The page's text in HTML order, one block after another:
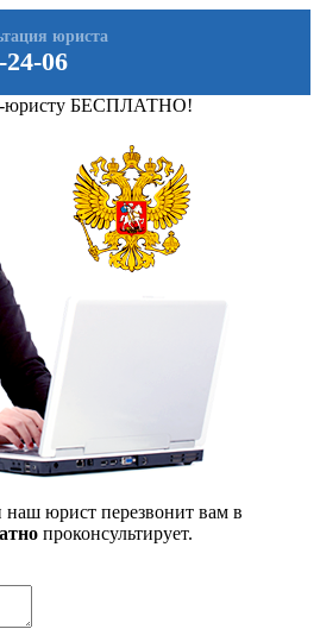
24-06
юриста
юристу БЕСПЛАТНО!
юрист перезвонит вам в
проконсультирует.